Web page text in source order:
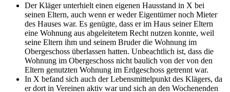
Der Kläger unterhielt einen eigenen Hausstand in X bei
seinen Eltern, auch wenn er weder Eigentümer noch Mieter
des Hauses war. Es genügte, dass er im Haus seiner Eltern
eine Wohnung aus abgeleitetem Recht nutzen konnte, weil
seine Eltern ihm und seinem Bruder die Wohnung im
Obergeschoss überlassen hatten. Unbeachtlich ist, dass die
Wohnung im Obergeschoss nicht baulich von der von den
Eltern genutzten Wohnung im Erdgeschoss getrennt war.
In X befand sich auch der Lebensmittelpunkt des Klägers, da
er dort in Vereinen aktiv war und sich an den Wochenenden